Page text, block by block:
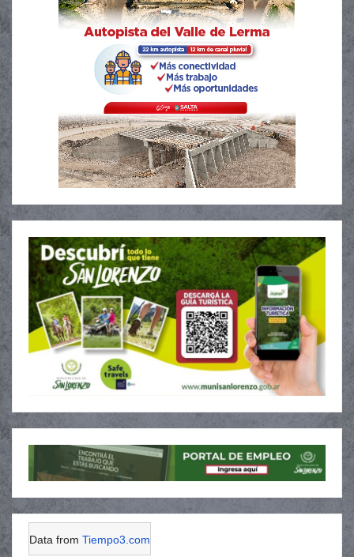
Data from Tiempo3.com